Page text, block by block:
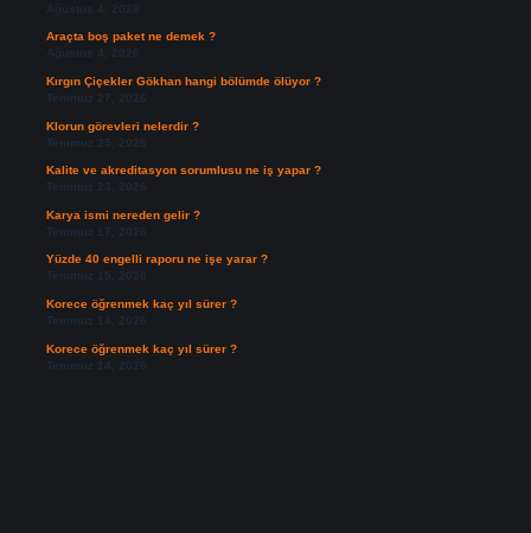
Ağustos 4, 2026
Araçta boş paket ne demek ?
Ağustos 4, 2026
Kırgın Çiçekler Gökhan hangi bölümde ölüyor ?
Temmuz 27, 2026
Klorun görevleri nelerdir ?
Temmuz 25, 2026
Kalite ve akreditasyon sorumlusu ne iş yapar ?
Temmuz 23, 2026
Karya ismi nereden gelir ?
Temmuz 17, 2026
Yüzde 40 engelli raporu ne işe yarar ?
Temmuz 15, 2026
Korece öğrenmek kaç yıl sürer ?
Temmuz 14, 2026
Korece öğrenmek kaç yıl sürer ?
Temmuz 14, 2026